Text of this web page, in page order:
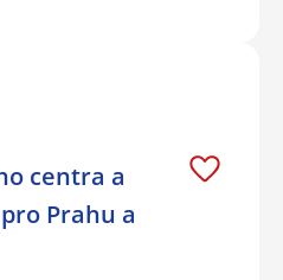
centra a
Prahu a